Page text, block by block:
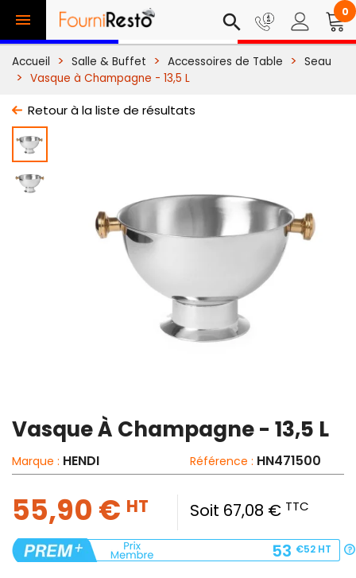
 search 0
Accueil Salle & Buffet Accessoires de Table
Seau
Vasque à Champagne - 13,5 L
Retour à la liste de résultats
Vasque À Champagne - 13,5 L
Marque : HENDI Référence : HN471500
55,90 € HT Soit 67,08 € TTC
53 €52 HT